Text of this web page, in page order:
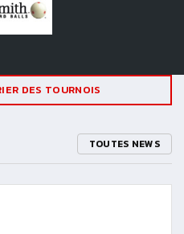
DES TOURNOIS
TOUTES NEWS